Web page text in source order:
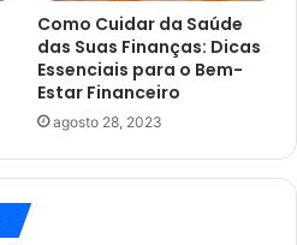
Como Cuidar da Saúde
das Suas Finanças: Dicas
Essenciais para o Bem-
Estar Financeiro
agosto 28, 2023